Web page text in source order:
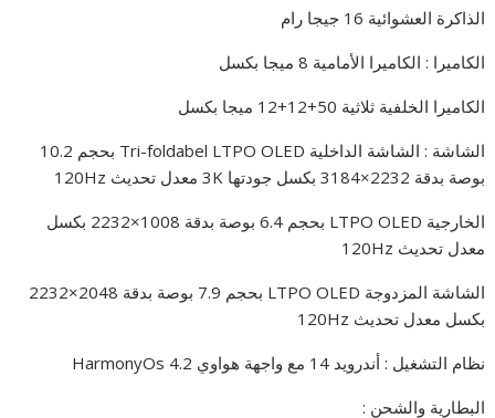
الذاكرة العشوائية 16 جيجا رام
الكاميرا : الكاميرا الأمامية 8 ميجا بكسل
الكاميرا الخلفية ثلاثية 50+12+12 ميجا بكسل
الشاشة : الشاشة الداخلية Tri-foldabel LTPO OLED بحجم 10.2
بوصة بدقة 2232×3184 بكسل جودتها 3K معدل تحديث 120Hz
الخارجية LTPO OLED بحجم 6.4 بوصة بدقة 1008×2232 بكسل
معدل تحديث 120Hz
الشاشة المزدوجة LTPO OLED بحجم 7.9 بوصة بدقة 2048×2232
بكسل معدل تحديث 120Hz
نظام التشغيل : أندرويد 14 مع واجهة هواوي HarmonyOs 4.2
البطارية والشحن :